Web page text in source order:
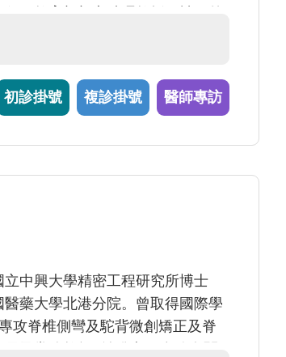
創脊椎及頸椎醫學會會員、台灣
初診掛號 複診掛號 醫師專訪
中興大學精密工程研究所博士
藥大學北港分院。曾取得國際學
攻脊椎側彎及駝背微創矯正及脊